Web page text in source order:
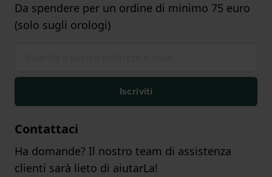
Da spendere per un ordine di minimo 75 euro
(solo sugli orologi)
Iscriviti
Contattaci
Ha domande? Il nostro team di assistenza
clienti sarà lieto di aiutarLa!